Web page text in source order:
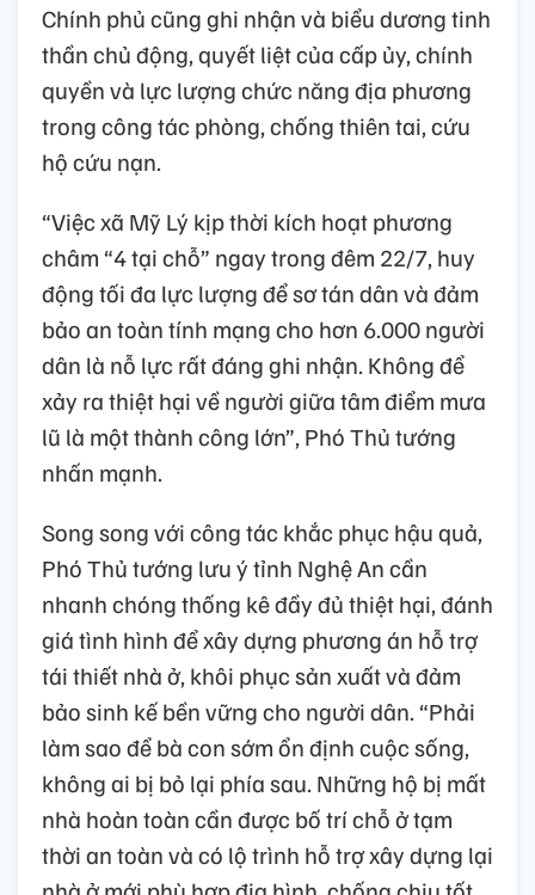
Chính phủ cũng ghi nhận và biểu dương tinh
thần chủ động, quyết liệt của cấp ủy, chính
quyền và lực lượng chức năng địa phương
trong công tác phòng, chống thiên tai, cứu
hộ cứu nạn.
“Việc xã Mỹ Lý kịp thời kích hoạt phương
châm “4 tại chỗ” ngay trong đêm 22/7, huy
động tối đa lực lượng để sơ tán dân và đảm
bảo an toàn tính mạng cho hơn 6.000 người
dân là nỗ lực rất đáng ghi nhận. Không để
xảy ra thiệt hại về người giữa tâm điểm mưa
lũ là một thành công lớn”, Phó Thủ tướng
nhấn mạnh.
Song song với công tác khắc phục hậu quả,
Phó Thủ tướng lưu ý tỉnh Nghệ An cần
nhanh chóng thống kê đầy đủ thiệt hại, đánh
giá tình hình để xây dựng phương án hỗ trợ
tái thiết nhà ở, khôi phục sản xuất và đảm
bảo sinh kế bền vững cho người dân. “Phải
làm sao để bà con sớm ổn định cuộc sống,
không ai bị bỏ lại phía sau. Những hộ bị mất
nhà hoàn toàn cần được bố trí chỗ ở tạm
thời an toàn và có lộ trình hỗ trợ xây dựng lại